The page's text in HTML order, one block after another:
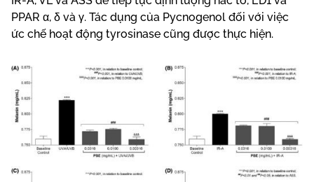
PPAR α, δ và γ. Tác dụng của Pycnogenol đối với việc
ức chế hoạt động tyrosinase cũng được thực hiện.